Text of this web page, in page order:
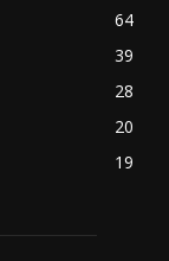
64
39
28
20
19